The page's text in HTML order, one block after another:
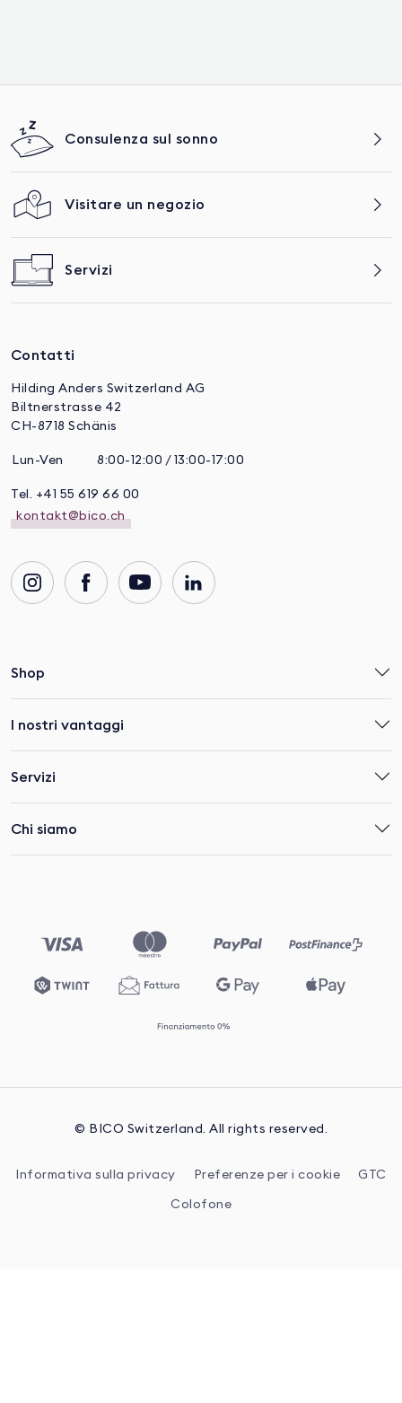
Consulenza sul sonno
Visitare un negozio
Servizi
Contatti
Hilding Anders Switzerland AG
Biltnerstrasse 42
CH-8718 Schänis
Lun-Ven 8:00-12:00 / 13:00-17:00
Tel. +41 55 619 66 00
kontakt@bico.ch
Shop
I nostri vantaggi
Servizi
Chi siamo
© BICO Switzerland. All rights reserved.
Informativa sulla privacy Preferenze per i cookie GTC
Colofone